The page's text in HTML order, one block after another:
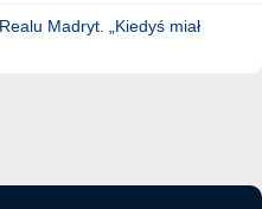
Madryt. „Kiedyś miał